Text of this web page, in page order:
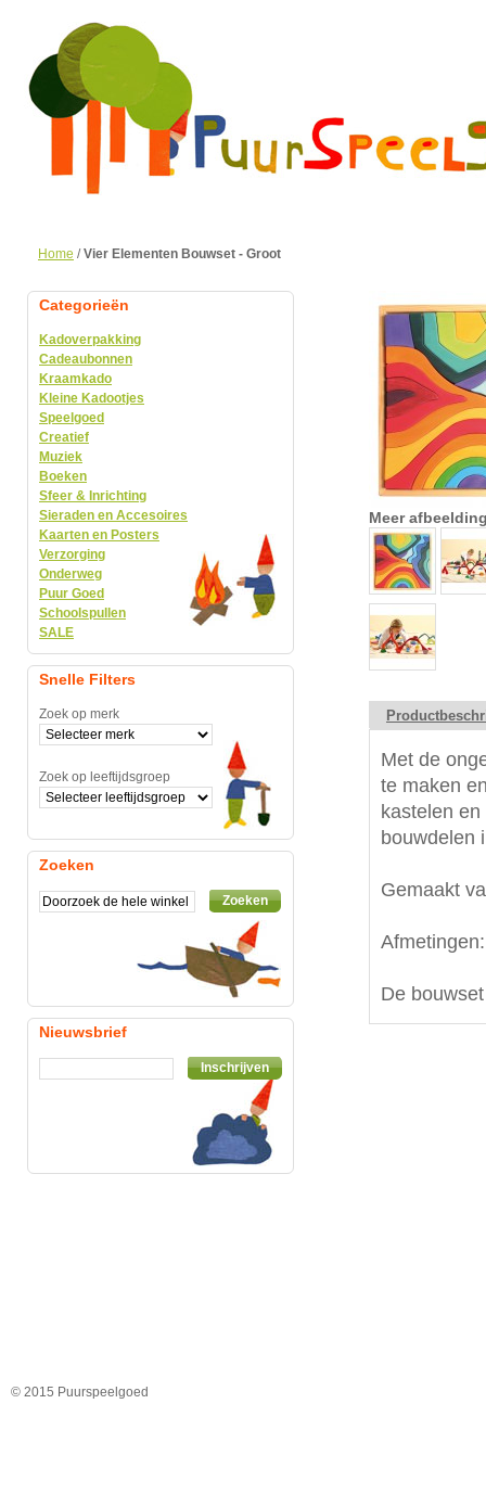
Home /Vier Elementen Bouwset - Groot
Meer
Met de
te maken
kastelen
bouwdelen
Gemaakt
De
Categorieën
Kadoverpakking
Cadeaubonnen
Kraamkado
Kleine Kadootjes
Speelgoed
Creatief
Muziek
Boeken
Sfeer & Inrichting
Sieraden en Accesoires
Kaarten en Posters
Verzorging
Onderweg
Puur Goed
Schoolspullen
SALE
Snelle Filters
Zoek op merk
Zoek op leeftijdsgroep
Zoeken
Zoeken
Nieuwsbrief
Inschrijven
© 2015 Puurspeelgoed